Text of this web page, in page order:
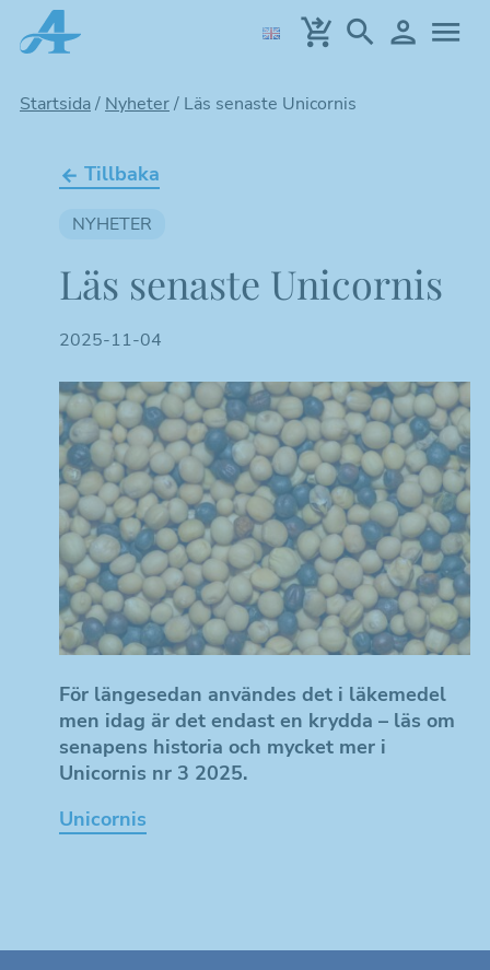
Hoppa
till
Startsida/ Nyheter/ Läs senaste Unicornis
Tillbaka
NYHETER
Läs senaste Unicornis
2025-11-04
För längesedan användes det i läkemedel
men idag är det endast en krydda – läs om
senapens historia och mycket mer i
Unicornis nr 3 2025.
Unicornis